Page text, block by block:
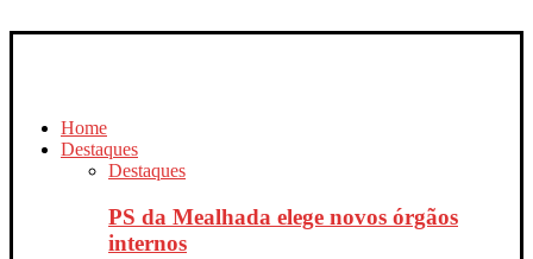
Home
Destaques
Destaques
PS da Mealhada elege novos órgãos
internos